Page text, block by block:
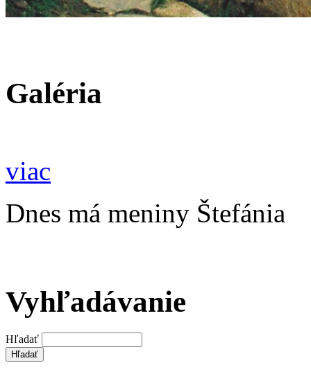
Galéria
viac
Dnes má meniny Štefánia
Vyhľadávanie
Hľadať